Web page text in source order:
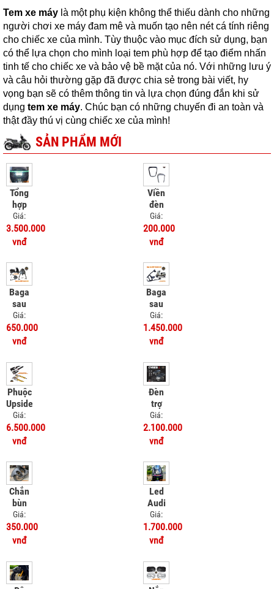
Tem xe máy là một phụ kiện không thể thiếu dành cho những
người chơi xe máy đam mê và muốn tạo nên nét cá tính riêng
cho chiếc xe của mình. Tùy thuộc vào mục đích sử dụng, bạn
có thể lựa chọn cho mình loại tem phù hợp để tạo điểm nhấn
tinh tế cho chiếc xe và bảo vệ bề mặt của nó. Với những lưu ý
và câu hỏi thường gặp đã được chia sẻ trong bài viết, hy
vọng bạn sẽ có thêm thông tin và lựa chọn đúng đắn khi sử
dụng tem xe máy. Chúc bạn có những chuyến đi an toàn và
thật đầy thú vị cùng chiếc xe của mình!
SẢN PHẨM MỚI
Tổng
hợp
đèn
trợ
sáng
UC3
Giá:
3.500.000
vnđ
Viền
đèn
sau
Vinfast
EVO
Giá:
200.000
vnđ
Baga
sau
SRP
Honda
UC3
Giá:
650.000
vnđ
Baga
sau
SRV
Honda
UC3
Giá:
1.450.000
vnđ
Phuộc
Upside
Down
Kingham
Vinfast
Giá:
6.500.000
vnđ
Đèn
trợ
sáng
Bulbtek
Cyber
Giá:
2.100.000
vnđ
Chắn
bùn
sau
MSX -
Chắn
chân
Giá:
350.000
vnđ
Led
Audi
Honda
UC3
Giá:
1.700.000
vnđ